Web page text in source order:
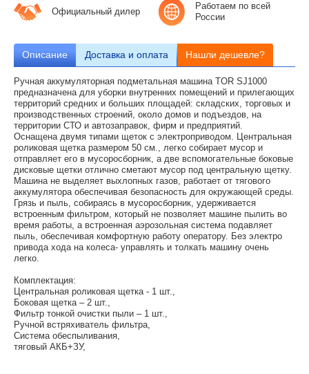
Официальный дилер
Работаем по всей
России
Описание Доставка и оплата Нашли дешевле?
Ручная аккумуляторная подметальная машина TOR SJ1000
предназначена для уборки внутренних помещений и прилегающих
территорий средних и больших площадей: складских, торговых и
производственных строений, около домов и подъездов, на
территории СТО и автозаправок, фирм и предприятий.
Оснащена двумя типами щеток c электроприводом. Центральная
роликовая щетка размером 50 см., легко собирает мусор и
отправляет его в мусоросборник, а две вспомогательные боковые
дисковые щетки отлично сметают мусор под центральную щетку.
Машина не выделяет выхлопных газов, работает от тягового
аккумулятора обеспечивая безопасность для окружающей среды.
Грязь и пыль, собираясь в мусоросборник, удерживается
встроенным фильтром, который не позволяет машине пылить во
время работы, а встроенная аэрозольная система подавляет
пыль, обеспечивая комфортную работу оператору. Без электро
привода хода на колеса- управлять и толкать машину очень
легко.
Комплектация:
Центральная роликовая щетка - 1 шт.,
Боковая щетка – 2 шт.,
Фильтр тонкой очистки пыли – 1 шт.,
Ручной встряхиватель фильтра,
Система обеспыливания,
тяговый АКБ+ЗУ,